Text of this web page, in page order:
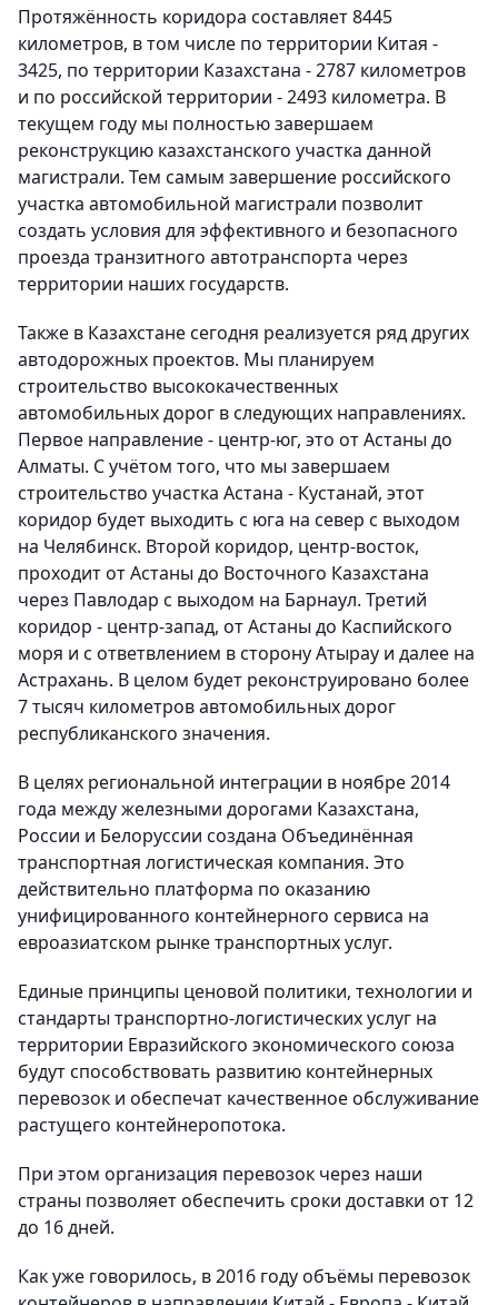
Протяжённость коридора составляет 8445
километров, в том числе по территории Китая -
3425, по территории Казахстана - 2787 километров
и по российской территории - 2493 километра. В
текущем году мы полностью завершаем
реконструкцию казахстанского участка данной
магистрали. Тем самым завершение российского
участка автомобильной магистрали позволит
создать условия для эффективного и безопасного
проезда транзитного автотранспорта через
территории наших государств.
Также в Казахстане сегодня реализуется ряд других
автодорожных проектов. Мы планируем
строительство высококачественных
автомобильных дорог в следующих направлениях.
Первое направление - центр-юг, это от Астаны до
Алматы. С учётом того, что мы завершаем
строительство участка Астана - Кустанай, этот
коридор будет выходить с юга на север с выходом
на Челябинск. Второй коридор, центр-восток,
проходит от Астаны до Восточного Казахстана
через Павлодар с выходом на Барнаул. Третий
коридор - центр-запад, от Астаны до Каспийского
моря и с ответвлением в сторону Атырау и далее на
Астрахань. В целом будет реконструировано более
7 тысяч километров автомобильных дорог
республиканского значения.
В целях региональной интеграции в ноябре 2014
года между железными дорогами Казахстана,
России и Белоруссии создана Объединённая
транспортная логистическая компания. Это
действительно платформа по оказанию
унифицированного контейнерного сервиса на
евроазиатском рынке транспортных услуг.
Единые принципы ценовой политики, технологии и
стандарты транспортно-логистических услуг на
территории Евразийского экономического союза
будут способствовать развитию контейнерных
перевозок и обеспечат качественное обслуживание
растущего контейнеропотока.
При этом организация перевозок через наши
страны позволяет обеспечить сроки доставки от 12
до 16 дней.
Как уже говорилось, в 2016 году объёмы перевозок